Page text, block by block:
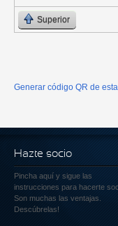
Superior
Generar código QR de
Hazte socio
Pincha aquí y sigue las
instrucciones para hacerte
Son muchas las ventajas.
Descúbrelas!